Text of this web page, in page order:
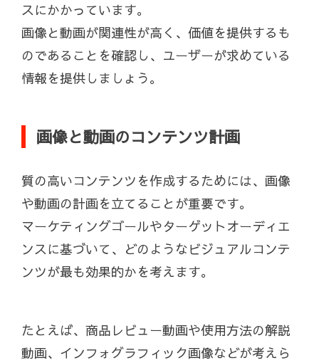
スにかかっています。
画像と動画が関連性が高く、価値を提供するも
のであることを確認し、ユーザーが求めている
情報を提供しましょう。
画像と動画のコンテンツ計画
質の高いコンテンツを作成するためには、画像
や動画の計画を立てることが重要です。
マーケティングゴールやターゲットオーディエ
ンスに基づいて、どのようなビジュアルコンテ
ンツが最も効果的かを考えます。
たとえば、商品レビュー動画や使用方法の解説
動画、インフォグラフィック画像などが考えら